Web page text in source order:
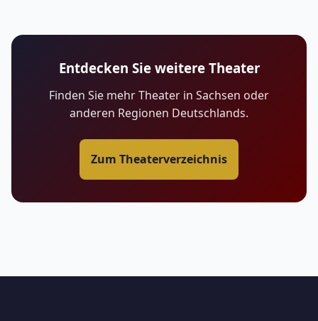
Entdecken Sie weitere Theater
Finden Sie mehr Theater in Sachsen oder
anderen Regionen Deutschlands.
Zum Theaterverzeichnis